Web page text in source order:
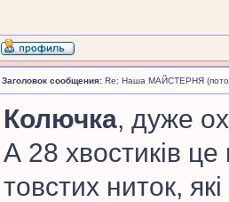
Заголовок сообщения: Re: Наша МАЙСТЕРНЯ
Колючка, дуже
А 28 хвостиків це
товстих ниток,